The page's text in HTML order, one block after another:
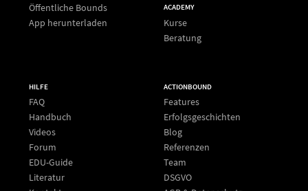
Öffentliche Bounds
App herunterladen
ACADEMY
Kurse
Beratung
HILFE
FAQ
Handbuch
Videos
Forum
EDU-Guide
Literatur
ACTIONBOUND
Features
Erfolgsgeschichten
Blog
Referenzen
Team
DSGVO